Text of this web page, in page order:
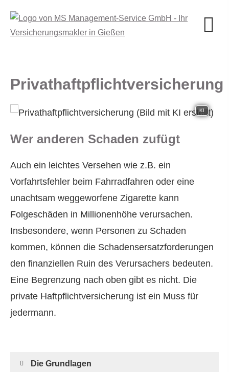
Privathaftpflichtversicherung
KI
Wer anderen Schaden zufügt
Auch ein leichtes Versehen wie z.B. ein
Vorfahrtsfehler beim Fahrradfahren oder eine
unachtsam weggeworfene Zigarette kann
Folgeschäden in Millionenhöhe verursachen.
Insbesondere, wenn Per­sonen zu Schaden
kommen, können die Schadensersatzforderungen
den finanziellen Ruin des Verursachers bedeuten.
Eine Begrenzung nach oben gibt es nicht. Die
private Haft­pflichtversicherung ist ein Muss für
jedermann.
Die Grundlagen